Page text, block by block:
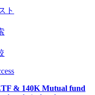
ト
& 140K Mutual fund